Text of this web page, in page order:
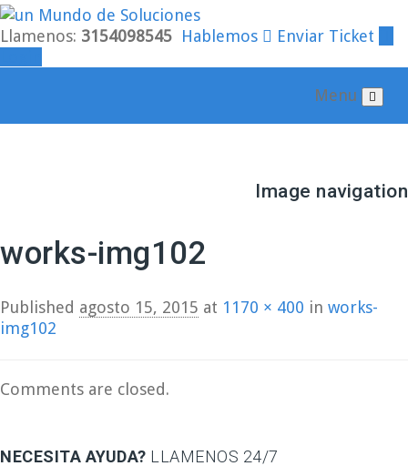
Llamenos: 3154098545 Hablemos
Enviar Ticket
Menu
Image navigation
works-img102
Published agosto 15, 2015 at 1170 × 400 in works-
img102
Comments are closed.
NECESITA AYUDA? LLAMENOS 24/7